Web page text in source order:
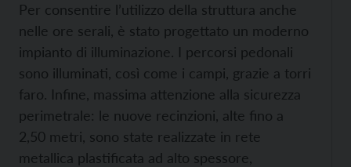
Per consentire l’utilizzo della struttura anche
nelle ore serali, è stato progettato un moderno
impianto di illuminazione. I percorsi pedonali
sono illuminati, così come i campi, grazie a torri
faro. Infine, massima attenzione alla sicurezza
perimetrale: le nuove recinzioni, alte fino a
2,50 metri, sono state realizzate in rete
metallica plastificata ad alto spessore,